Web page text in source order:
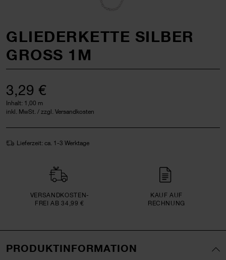
GLIEDERKETTE SILBER
GROSS 1M
3,29 €
Inhalt: 1,00 m
inkl. MwSt. / zzgl. Versandkosten
Lieferzeit: ca. 1-3 Werktage
VERSAND­KOSTEN­
FREI AB 34,99 €
KAUF AUF
RECHNUNG
PRODUKTINFORMATION